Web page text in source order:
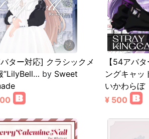
ター対応] クラシックメ
”LilyBell… by Sweet
【54アバ
ングキャ
いかわらぼ
¥ 500